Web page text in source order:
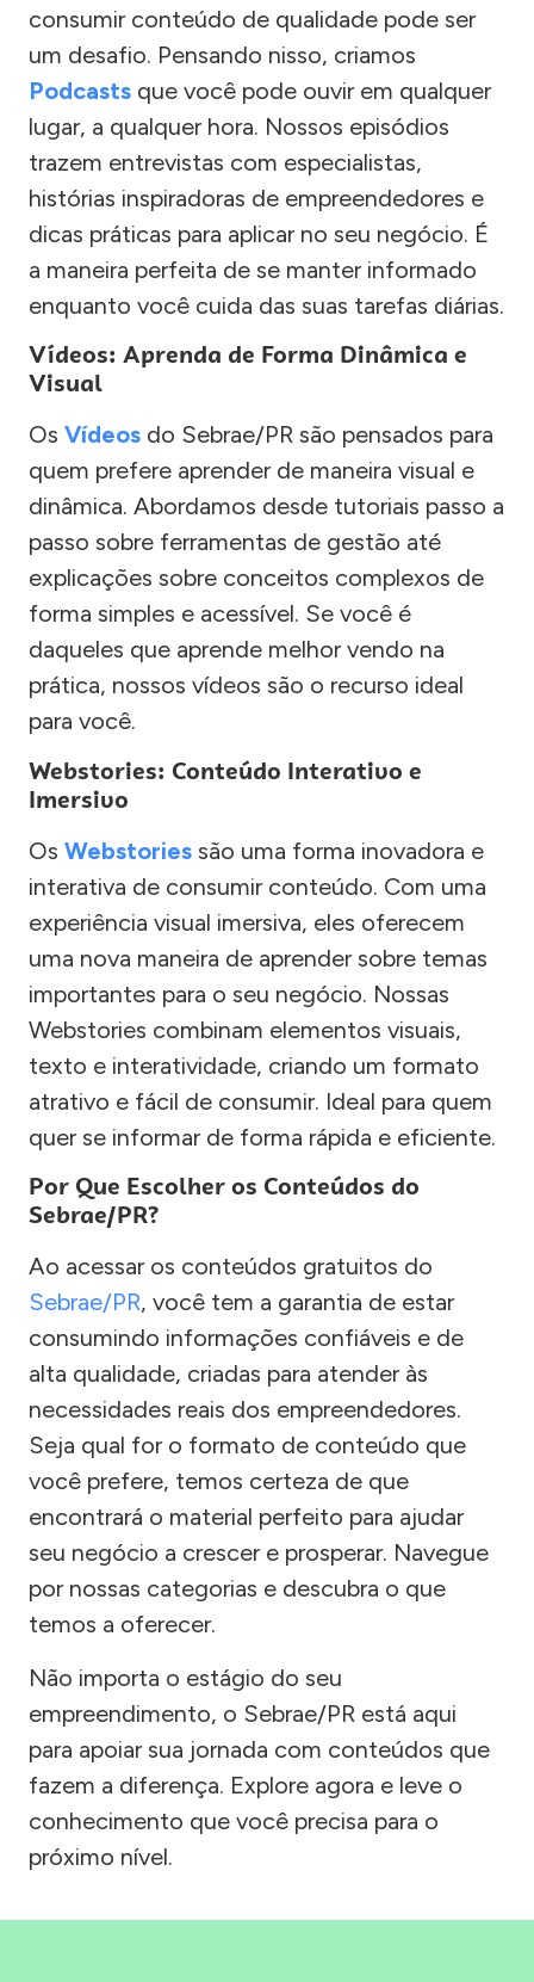
consumir conteúdo de qualidade pode ser
um desafio. Pensando nisso, criamos
Podcasts que você pode ouvir em qualquer
lugar, a qualquer hora. Nossos episódios
trazem entrevistas com especialistas,
histórias inspiradoras de empreendedores e
dicas práticas para aplicar no seu negócio. É
a maneira perfeita de se manter informado
enquanto você cuida das suas tarefas diárias.
Vídeos: Aprenda de Forma Dinâmica e
Visual
Os Vídeos do Sebrae/PR são pensados para
quem prefere aprender de maneira visual e
dinâmica. Abordamos desde tutoriais passo a
passo sobre ferramentas de gestão até
explicações sobre conceitos complexos de
forma simples e acessível. Se você é
daqueles que aprende melhor vendo na
prática, nossos vídeos são o recurso ideal
para você.
Webstories: Conteúdo Interativo e
Imersivo
Os Webstories são uma forma inovadora e
interativa de consumir conteúdo. Com uma
experiência visual imersiva, eles oferecem
uma nova maneira de aprender sobre temas
importantes para o seu negócio. Nossas
Webstories combinam elementos visuais,
texto e interatividade, criando um formato
atrativo e fácil de consumir. Ideal para quem
quer se informar de forma rápida e eficiente.
Por Que Escolher os Conteúdos do
Sebrae/PR?
Ao acessar os conteúdos gratuitos do
Sebrae/PR, você tem a garantia de estar
consumindo informações confiáveis e de
alta qualidade, criadas para atender às
necessidades reais dos empreendedores.
Seja qual for o formato de conteúdo que
você prefere, temos certeza de que
encontrará o material perfeito para ajudar
seu negócio a crescer e prosperar. Navegue
por nossas categorias e descubra o que
temos a oferecer.
Não importa o estágio do seu
empreendimento, o Sebrae/PR está aqui
para apoiar sua jornada com conteúdos que
fazem a diferença. Explore agora e leve o
conhecimento que você precisa para o
próximo nível.